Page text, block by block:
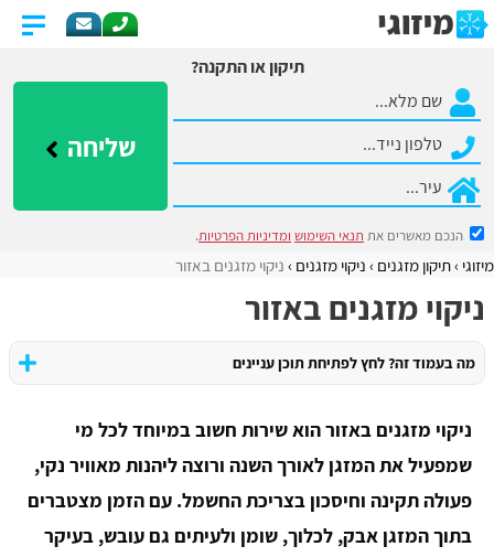
תיקון או התקנה?
שליחה
הנכם מאשרים את תנאי השימוש ומדיניות הפרטיות.
מיזוגי תיקון מזגנים ניקוי מזגנים ניקוי מזגנים באזור
ניקוי מזגנים באזור
מה בעמוד זה? לחץ לפתיחת תוכן עניינים
ניקוי מזגנים באזור הוא שירות חשוב במיוחד לכל מי
שמפעיל את המזגן לאורך השנה ורוצה ליהנות מאוויר נקי,
פעולה תקינה וחיסכון בצריכת החשמל. עם הזמן מצטברים
בתוך המזגן אבק, לכלוך, שומן ולעיתים גם עובש, בעיקר